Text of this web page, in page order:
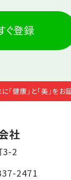
「健康」と「美」をお
社
3-2
2471